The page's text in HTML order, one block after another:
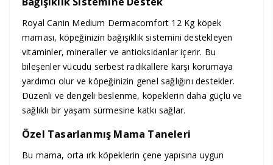
Royal Canin Medium Dermacomfort 12 Kg köpek
maması, köpeğinizin bağışıklık sistemini destekleyen
vitaminler, mineraller ve antioksidanlar içerir. Bu
bileşenler vücudu serbest radikallere karşı korumaya
yardımcı olur ve köpeğinizin genel sağlığını destekler.
Düzenli ve dengeli beslenme, köpeklerin daha güçlü ve
sağlıklı bir yaşam sürmesine katkı sağlar.
Özel Tasarlanmış Mama Taneleri
Bu mama, orta ırk köpeklerin çene yapısına uygun